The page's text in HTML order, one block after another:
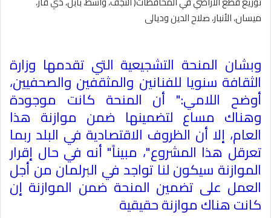
ميسان، الأنبار، صلاح الدين وديالى
وبشان المنحة التشجيعية التي تقدمها وزارة
الثقافة سنويا للفنانين والمثقفين والصحفيين،
أوضح اللامي:" أن المنحة كانت موجودة
وهناك مساع لتضمينها ضمن موازنة هذا
العام، إلا أن الظروف الاقتصادية في البلد ربما
تعرقل هذا المشروع"، مبيناً" أنه في حال إقرار
الموازنة سيكون لنا تواجد في البرلمان من أجل
العمل على تضمين المنحة ضمن الموازنة إن
كانت هناك موازنة حقيقية